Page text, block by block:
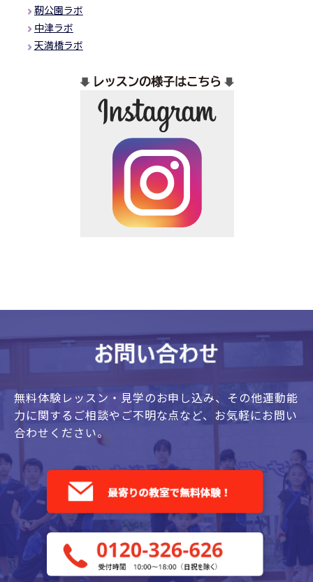
靭公園ラボ
中津ラボ
天満橋ラボ
無料体験レッスン・見学のお申し込み、 その他運動能
力に関するご相談やご不明な点など、 お気軽にお問い
合わせください。